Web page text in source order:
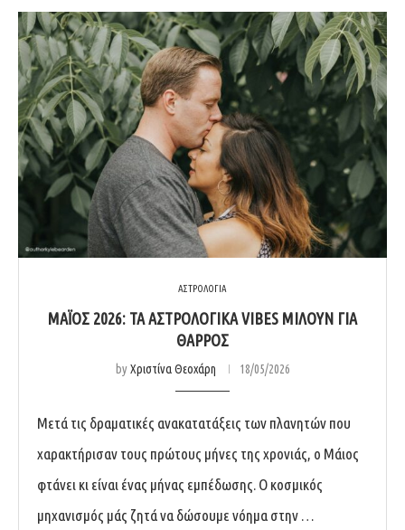
ΑΣΤΡΟΛΟΓΙΑ
ΜΆΙΟΣ 2026: ΤΑ ΑΣΤΡΟΛΟΓΙΚΆ VIBES ΜΙΛΟΎΝ ΓΙΑ
ΘΆΡΡΟΣ
byΧριστίνα Θεοχάρη 18/05/2026
Μετά τις δραματικές ανακατατάξεις των πλανητών που
χαρακτήρισαν τους πρώτους μήνες της χρονιάς, ο Μάιος
φτάνει κι είναι ένας μήνας εμπέδωσης. Ο κοσμικός
μηχανισμός μάς ζητά να δώσουμε νόημα στην …